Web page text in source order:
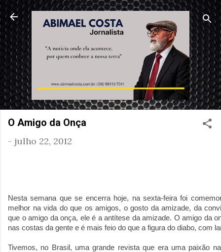
Pular para o conteúdo
O Amigo da Onça
- julho 22, 2012
Nesta semana que se encerra hoje, na sexta-feira foi
melhor na vida do que os amigos, o gosto da amizade, da
que o amigo da onça, ele é a antítese da amizade. O amigo da
nas costas da gente e é mais feio do que a figura do diabo, com
Tivemos, no Brasil, uma grande revista que era uma paixão